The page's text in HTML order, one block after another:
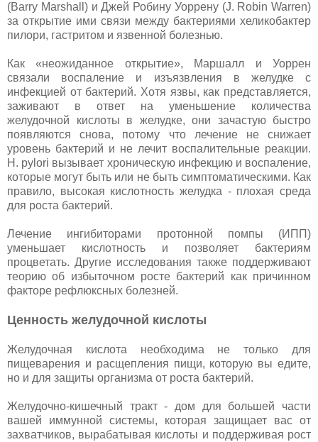
(Barry Marshall) и Джей Робину Уоррену (J. Robin Warren)
за открытие ими связи между бактериями хеликобактер
пилори, гастритом и язвенной болезнью.
Как «неожиданное открытие», Маршалл и Уоррен
связали воспаление и изъязвления в желудке с
инфекцией от бактерий. Хотя язвы, как представляется,
заживают в ответ на уменьшение количества
желудочной кислоты в желудке, они зачастую быстро
появляются снова, потому что лечение не снижает
уровень бактерий и не лечит воспалительные реакции.
H. pylori вызывает хроническую инфекцию и воспаление,
которые могут быть или не быть симптоматическими. Как
правило, высокая кислотность желудка - плохая среда
для роста бактерий.
Лечение ингибиторами протонной помпы (ИПП)
уменьшает кислотность и позволяет бактериям
процветать. Другие исследования также поддерживают
теорию об избыточном росте бактерий как причинном
факторе рефлюксных болезней.
Ценность желудочной кислоты
Желудочная кислота необходима не только для
пищеварения и расщепления пищи, которую вы едите,
но и для защиты организма от роста бактерий.
Желудочно-кишечный тракт - дом для большей части
вашей иммунной системы, которая защищает вас от
захватчиков, вырабатывая кислоты и поддерживая рост